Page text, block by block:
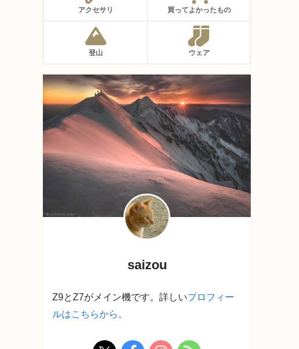
アクセサリ 買ってよかったもの
登山 ウェア
saizou
Z9とZ7がメイン機です。詳しいプロフィー
ルはこちらから。